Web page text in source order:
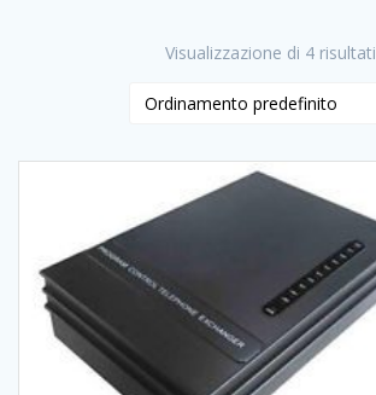
Visualizzazione di 4 risultati